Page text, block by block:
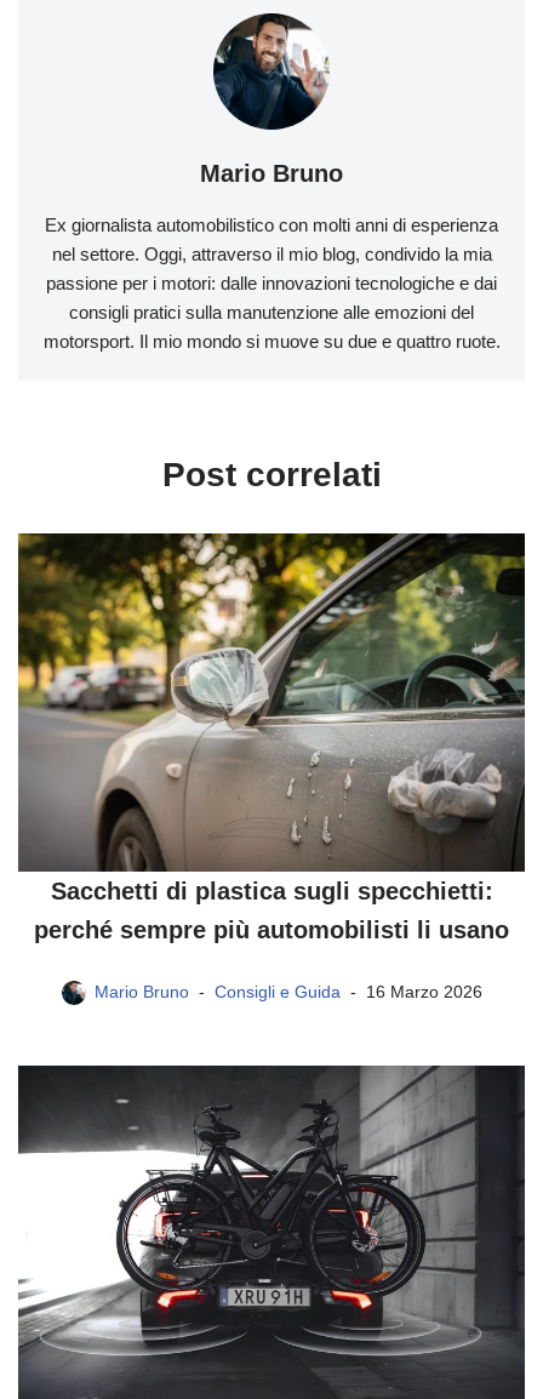
Mario Bruno
Ex giornalista automobilistico con molti anni di esperienza
nel settore. Oggi, attraverso il mio blog, condivido la mia
passione per i motori: dalle innovazioni tecnologiche e dai
consigli pratici sulla manutenzione alle emozioni del
motorsport. Il mio mondo si muove su due e quattro ruote.
Post correlati
Sacchetti di plastica sugli specchietti:
perché sempre più automobilisti li usano
Mario Bruno Consigli e Guida 16 Marzo 2026